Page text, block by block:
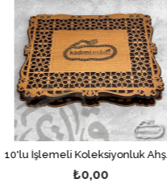
10'lu İşlemeli Koleksiyonluk Ahşap Şık Tasarım İçi Kırmızı Tesbih Kutusu
₺0,00